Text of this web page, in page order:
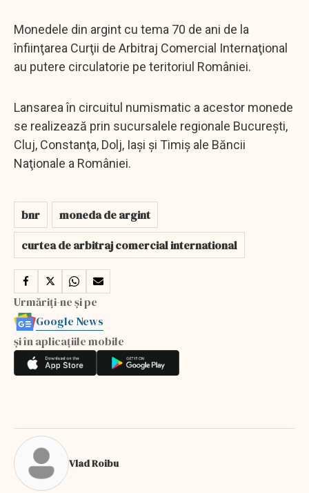
Monedele din argint cu tema 70 de ani de la
înfiinţarea Curţii de Arbitraj Comercial Internaţional
au putere circulatorie pe teritoriul României.
Lansarea în circuitul numismatic a acestor monede
se realizează prin sucursalele regionale Bucureşti,
Cluj, Constanţa, Dolj, Iaşi şi Timiş ale Băncii
Naţionale a României.
bnr
moneda de argint
curtea de arbitraj comercial international
Urmăriți-ne și pe
Google News
și în aplicațiile mobile
Vlad Roibu